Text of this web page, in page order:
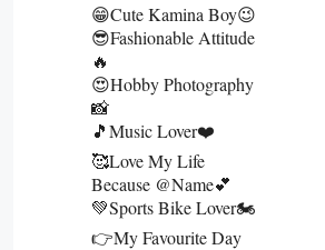
😁Cute Kamina Boy😉
😎Fashionable Attitude
🔥
😍Hobby Photography
📸
🎵Music Lover❤️
🥰Love My Life
Because @name💕
💚Sports Bike Lover🏍
👉My Favourite Day